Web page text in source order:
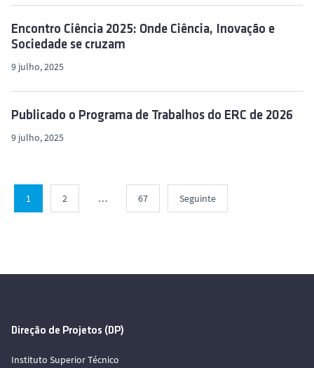
Encontro Ciência 2025: Onde Ciência, Inovação e
Sociedade se cruzam
9 julho, 2025
Publicado o Programa de Trabalhos do ERC de 2026
9 julho, 2025
1 2 … 67 Seguinte
Direção de Projetos (DP)
Instituto Superior Técnico